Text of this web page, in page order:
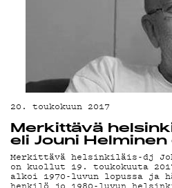
20. toukokuun 2017
Merkittävä
eli Jouni Helminen
Merkittävä helsinkiläis-dj
on kuollut 19. toukokuuta
alkoi 1970-luvun lopussa ja